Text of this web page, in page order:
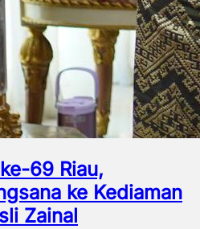
69 Riau,
ke Kediaman
Zainal